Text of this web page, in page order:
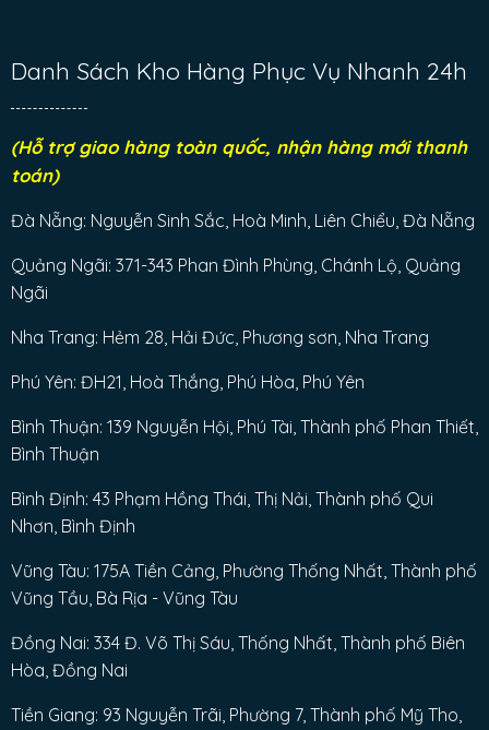
Danh Sách Kho Hàng Phục Vụ Nhanh 24h
(Hỗ trợ giao hàng toàn quốc, nhận hàng mới thanh
toán)
Đà Nẵng: Nguyễn Sinh Sắc, Hoà Minh, Liên Chiểu, Đà Nẵng
Quảng Ngãi: 371-343 Phan Đình Phùng, Chánh Lộ, Quảng
Ngãi
Nha Trang: Hẻm 28, Hải Đức, Phương sơn, Nha Trang
Phú Yên: ĐH21, Hoà Thắng, Phú Hòa, Phú Yên
Bình Thuận: 139 Nguyễn Hội, Phú Tài, Thành phố Phan Thiết,
Bình Thuận
Bình Định: 43 Phạm Hồng Thái, Thị Nải, Thành phố Qui
Nhơn, Bình Định
Vũng Tàu: 175A Tiền Cảng, Phường Thống Nhất, Thành phố
Vũng Tầu, Bà Rịa - Vũng Tàu
Đồng Nai: 334 Đ. Võ Thị Sáu, Thống Nhất, Thành phố Biên
Hòa, Đồng Nai
Tiền Giang: 93 Nguyễn Trãi, Phường 7, Thành phố Mỹ Tho,